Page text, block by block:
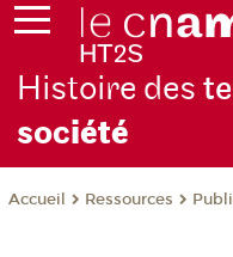
Histoire des
société
Accueil Ressources